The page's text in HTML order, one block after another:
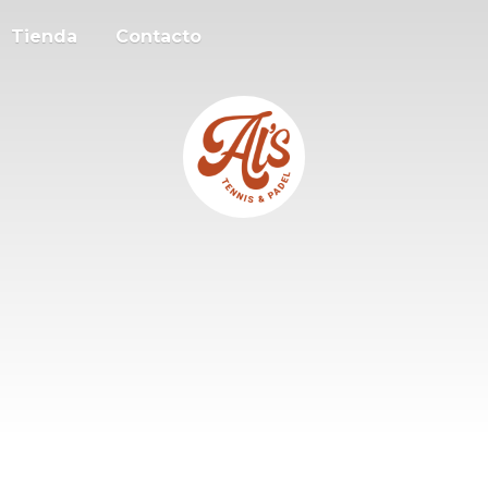
Tienda Contacto